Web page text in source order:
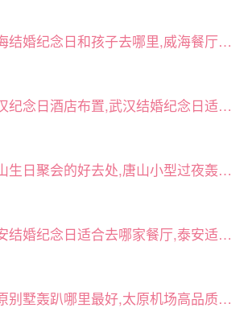
威海结婚纪念日和孩子去哪里,威海餐厅怎么庆祝结婚纪念日
武汉纪念日酒店布置,武汉结婚纪念日适合吃饭的餐厅
唐山生日聚会的好去处,唐山小型过夜轰趴馆
泰安结婚纪念日适合去哪家餐厅,泰安适合结婚纪念日去的餐厅
太原别墅轰趴哪里最好,太原机场高品质轰趴